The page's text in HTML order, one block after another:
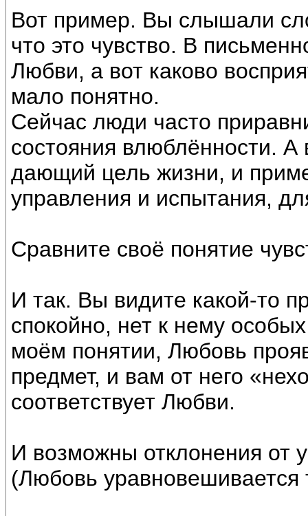
Вот пример. Вы слышали
что это чувство. В
Любви, а вот каково
мало понятно.
Сейчас люди часто
состояния влюблённости.
дающий цель жизни, и
управления и испытания,
Сравните своё понятие
И так. Вы видите какой-то
спокойно, нет к нему
моём понятии, Любовь
предмет, и вам от него
соответствует Любви.
И возможны отклонения от
(Любовь уравновешивается